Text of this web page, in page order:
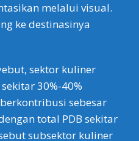
melalui visual.
ke destinasinya
sektor kuliner
30%-40%
sebesar
total PDB sekitar
subsektor kuliner